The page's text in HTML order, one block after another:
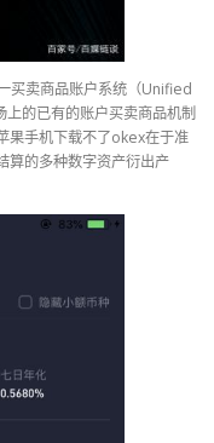
买卖商品账户系统（Unified
的已有的账户买卖商品机制
果手机下载不了okex在于准
算的多种数字资产衍出产